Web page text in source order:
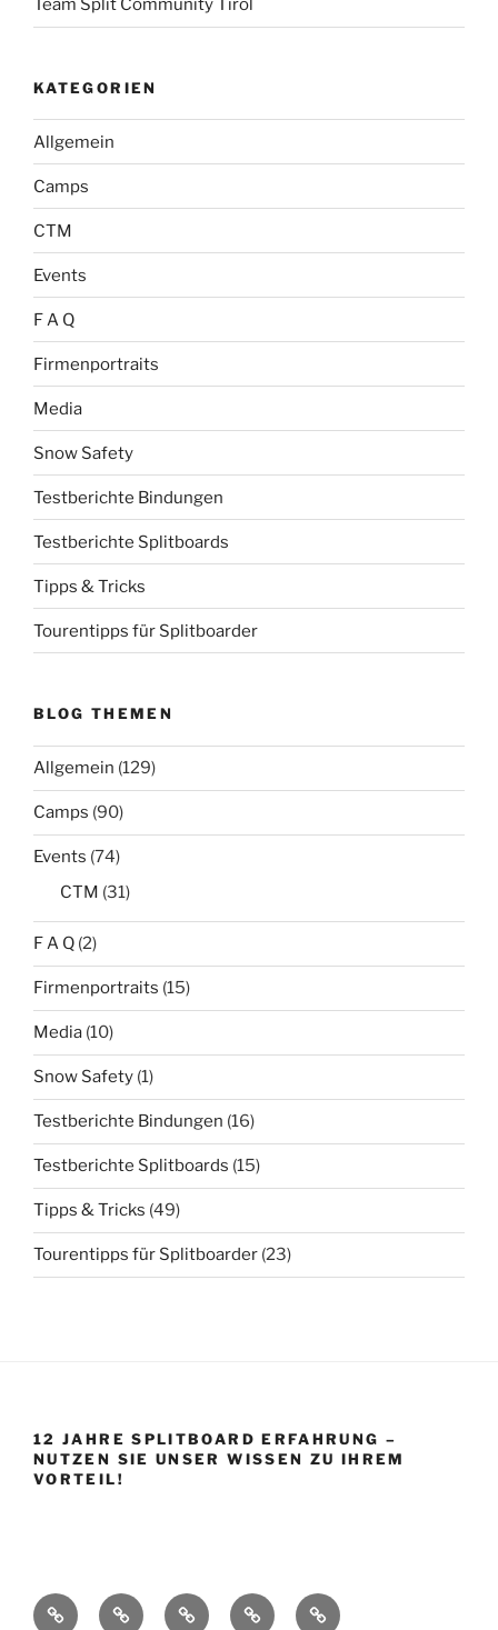
Team Split Community Tirol
KATEGORIEN
Allgemein
Camps
CTM
Events
F A Q
Firmenportraits
Media
Snow Safety
Testberichte Bindungen
Testberichte Splitboards
Tipps & Tricks
Tourentipps für Splitboarder
BLOG THEMEN
Allgemein (129)
Camps (90)
Events (74)
CTM (31)
F A Q (2)
Firmenportraits (15)
Media (10)
Snow Safety (1)
Testberichte Bindungen (16)
Testberichte Splitboards (15)
Tipps & Tricks (49)
Tourentipps für Splitboarder (23)
12 JAHRE SPLITBOARD ERFAHRUNG –
NUTZEN SIE UNSER WISSEN ZU IHREM
VORTEIL!
StartseiteShop
SplitboardÜber
Impressum